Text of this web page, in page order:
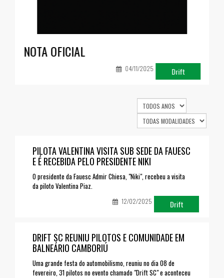
NOTA OFICIAL
Drift
04/11/2025
PILOTA VALENTINA VISITA SUB SEDE DA FAUESC
E É RECEBIDA PELO PRESIDENTE NIKI
O presidente da Fauesc Admir Chiesa, "Niki", recebeu a visita
da piloto Valentina Piaz.
Drift
12/02/2025
DRIFT SC REUNIU PILOTOS E COMUNIDADE EM
BALNEÁRIO CAMBORIÚ
Uma grande festa do automobilismo, reuniu no dia 08 de
fevereiro, 31 pilotos no evento chamado "Drift SC" e aconteceu